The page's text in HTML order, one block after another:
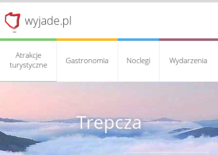
wyjade.pl
Atrakcje
turystyczne
Gastronomia Noclegi Wydarzenia
Trepcza